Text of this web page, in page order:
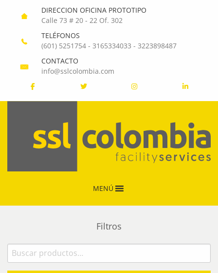
DIRECCION OFICINA PROTOTIPO
Calle 73 # 20 - 22 Of. 302
TELÉFONOS
(601) 5251754- 3165334033 - 3223898487
CONTACTO
info@sslcolombia.com
MENÚ
Filtros
Buscar
por: